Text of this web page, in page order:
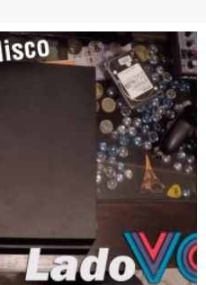
Opinión sobre The Last of Us y Left Behind
Presentación oficial de Gears Of War 4 en Argentina
Presentacion Watch Dogs 2 en Argentina